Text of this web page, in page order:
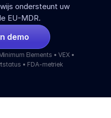
ondersteunt uw
EU-MDR.
demo
Elements • VEX •
• FDA-metriek